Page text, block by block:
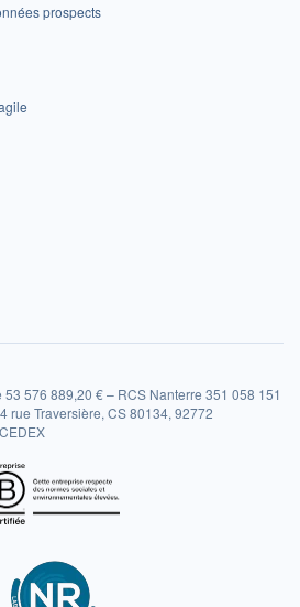
prospects
576 889,20 € – RCS Nanterre 351 058 151
rue Traversière, CS 80134, 92772